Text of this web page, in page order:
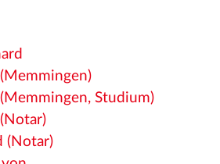
Studium)
(Notar)